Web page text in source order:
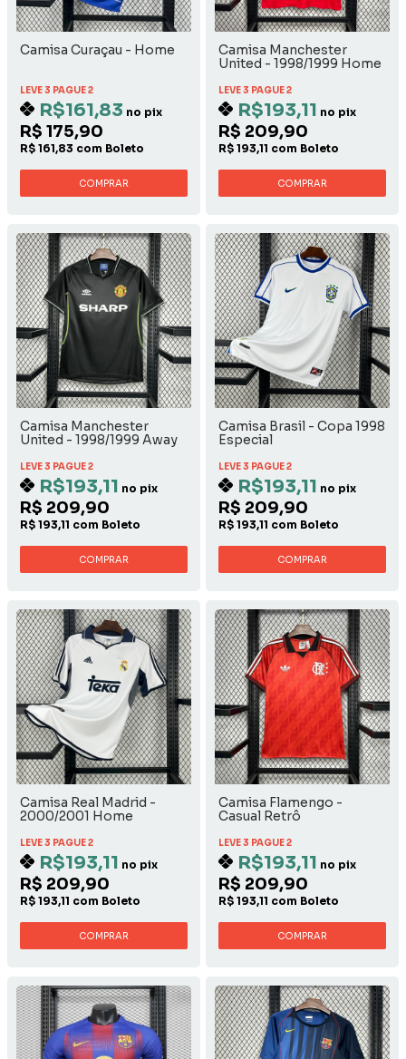
Camisa Curaçau - Home
LEVE 3 PAGUE 2
R$161,83 no pix
R$ 175,90
R$ 161,83 com Boleto
COMPRAR
Camisa Manchester
United - 1998/1999 Home
LEVE 3 PAGUE 2
R$193,11 no pix
R$ 209,90
R$ 193,11 com Boleto
COMPRAR
Camisa Manchester
United - 1998/1999 Away
LEVE 3 PAGUE 2
R$193,11 no pix
R$ 209,90
R$ 193,11 com Boleto
COMPRAR
Camisa Brasil - Copa 1998
Especial
LEVE 3 PAGUE 2
R$193,11 no pix
R$ 209,90
R$ 193,11 com Boleto
COMPRAR
Camisa Real Madrid -
2000/2001 Home
LEVE 3 PAGUE 2
R$193,11 no pix
R$ 209,90
R$ 193,11 com Boleto
COMPRAR
Camisa Flamengo -
Casual Retrô
LEVE 3 PAGUE 2
R$193,11 no pix
R$ 209,90
R$ 193,11 com Boleto
COMPRAR